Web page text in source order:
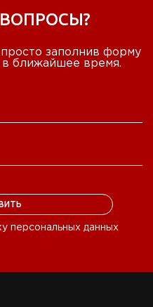
заполнив форму
ближайшее время.
персональных данных